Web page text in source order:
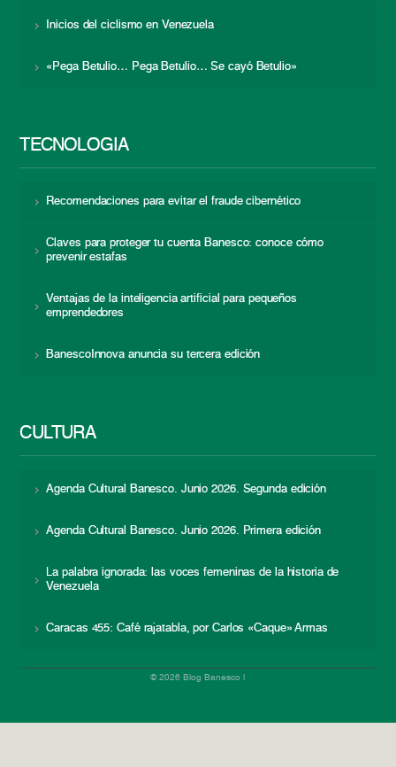
Inicios del ciclismo en Venezuela
«Pega Betulio… Pega Betulio… Se cayó Betulio»
TECNOLOGÍA
Recomendaciones para evitar el fraude cibernético
Claves para proteger tu cuenta Banesco: conoce cómo
prevenir estafas
Ventajas de la inteligencia artificial para pequeños
emprendedores
BanescoInnova anuncia su tercera edición
CULTURA
Agenda Cultural Banesco. Junio 2026. Segunda edición
Agenda Cultural Banesco. Junio 2026. Primera edición
La palabra ignorada: las voces femeninas de la historia de
Venezuela
Caracas 455: Café rajatabla, por Carlos «Caque» Armas
© 2026 Blog Banesco |